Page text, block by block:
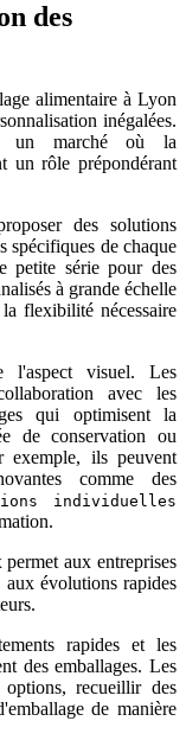
des
alimentaire à Lyon
inégalées.
un marché où la
un rôle prépondérant
des solutions
spécifiques de chaque
petite série pour des
à grande échelle
flexibilité nécessaire
l'aspect visuel. Les
avec les
qui optimisent la
de conservation ou
exemple, ils peuvent
comme des
individuelles
aux entreprises
aux évolutions rapides
rapides et les
des emballages. Les
options, recueillir des
de manière